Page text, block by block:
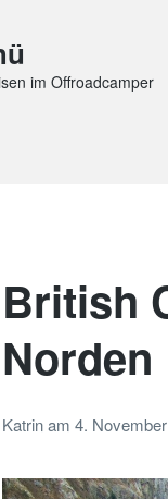
im Offroadcamper
British
Norden
Katrinam 4.